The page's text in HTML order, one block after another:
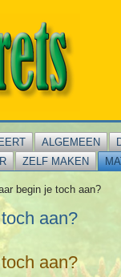
ALGEMEEN
ZELF MAKEN
begin je toch aan?
aan?
aan?